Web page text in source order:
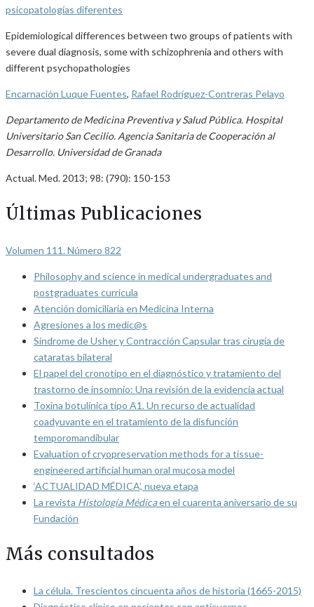
psicopatologías diferentes
Epidemiological differences between two groups of patients with
severe dual diagnosis, some with schizophrenia and others with
different psychopathologies
Encarnación Luque Fuentes, Rafael Rodríguez-Contreras Pelayo
Departamento de Medicina Preventiva y Salud Pública. Hospital
Universitario San Cecilio. Agencia Sanitaria de Cooperación al
Desarrollo. Universidad de Granada
Actual. Med. 2013; 98: (790): 150-153
Últimas Publicaciones
Volumen 111. Número 822
Philosophy and science in medical undergraduates and
postgraduates curricula
Atención domiciliaria en Medicina Interna
Agresiones a los medic@s
Síndrome de Usher y Contracción Capsular tras cirugía de
cataratas bilateral
El papel del cronotipo en el diagnóstico y tratamiento del
trastorno de insomnio: Una revisión de la evidencia actual
Toxina botulínica tipo A1. Un recurso de actualidad
coadyuvante en el tratamiento de la disfunción
temporomandibular
Evaluation of cryopreservation methods for a tissue-
engineered artificial human oral mucosa model
‘ACTUALIDAD MÉDICA’, nueva etapa
La revista Histología Médicaen el cuarenta aniversario de su
Fundación
Más consultados
La célula. Trescientos cincuenta años de historia (1665-2015)